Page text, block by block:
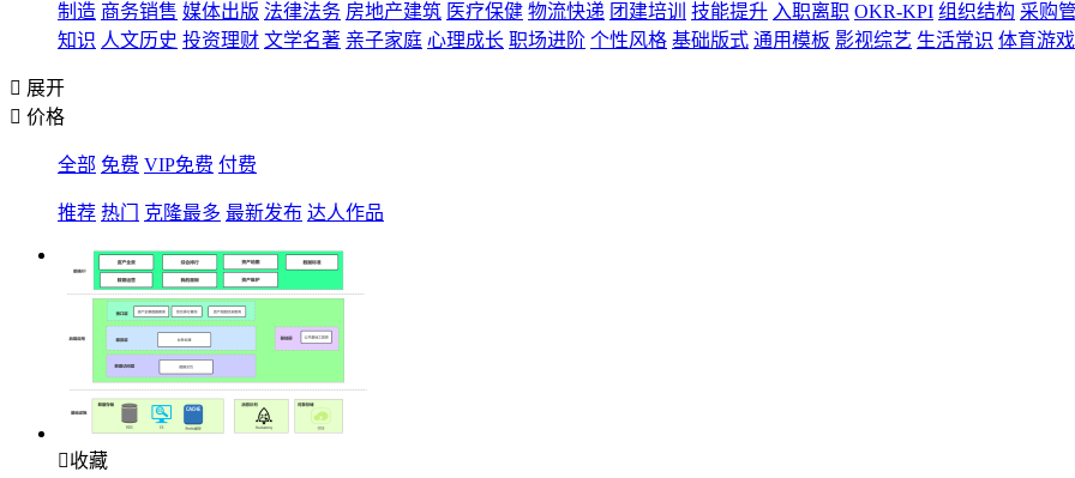
制造 商务销售 媒体出版 法律法务 房地产建筑 医疗保健 物流快递 团建培训 技能提升 入职离职 OKR-KPI 组织结构 采购
知识 人文历史 投资理财 文学名著 亲子家庭 心理成长 职场进阶 个性风格 基础版式 通用模板 影视综艺 生活常识 体育游戏
 展开
 价格
全部 免费 VIP免费 付费
推荐 热门 克隆最多 最新发布 达人作品
收藏